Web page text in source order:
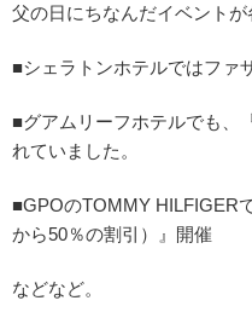
父の日にちなんだイベントが
■シェラトンホテルではファ
■グアムリーフホテルでも、
れていました。
■GPOのTOMMY HILFIGER
から50％の割引）』開催
などなど。